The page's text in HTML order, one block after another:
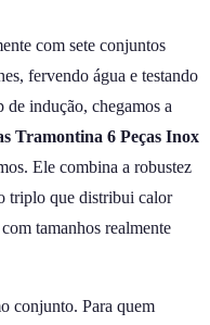
com sete conjuntos
fervendo água e testando
de indução, chegamos a
Tramontina 6 Peças Inox
Ele combina a robustez
triplo que distribui calor
tamanhos realmente
conjunto. Para quem